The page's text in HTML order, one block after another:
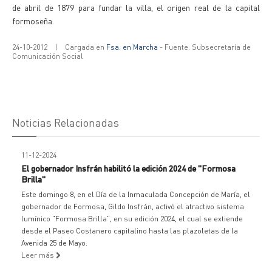
de abril de 1879 para fundar la villa, el origen real de la capital
formoseña.
24-10-2012 | Cargada en Fsa. en Marcha - Fuente: Subsecretaría de
Comunicación Social
Noticias Relacionadas
11-12-2024
El gobernador Insfrán habilitó la edición 2024 de "Formosa
Brilla"
Este domingo 8, en el Día de la Inmaculada Concepción de María, el
gobernador de Formosa, Gildo Insfrán, activó el atractivo sistema
lumínico "Formosa Brilla", en su edición 2024, el cual se extiende
desde el Paseo Costanero capitalino hasta las plazoletas de la
Avenida 25 de Mayo.
Leer más